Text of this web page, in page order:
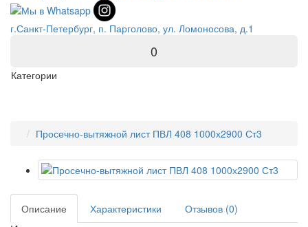
г.Санкт-Петербург, п. Парголово, ул. Ломоносова, д.1
0
Категории
Просечно-вытяжной лист ПВЛ 408 1000х2900 Ст3
Описание Характеристики Отзывов (0)